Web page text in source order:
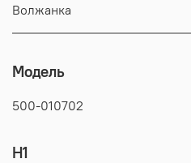
Волжанка
Модель
500-010702
H1